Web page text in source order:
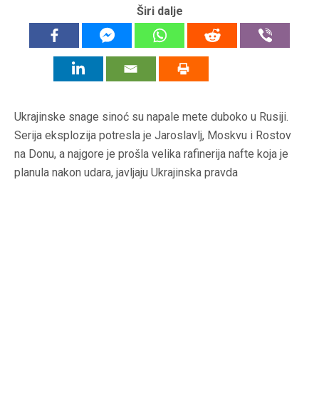
Širi dalje
Ukrajinske snage sinoć su napale mete duboko u Rusiji.
Serija eksplozija potresla je Jaroslavlj, Moskvu i Rostov
na Donu, a najgore je prošla velika rafinerija nafte koja je
planula nakon udara, javljaju Ukrajinska pravda